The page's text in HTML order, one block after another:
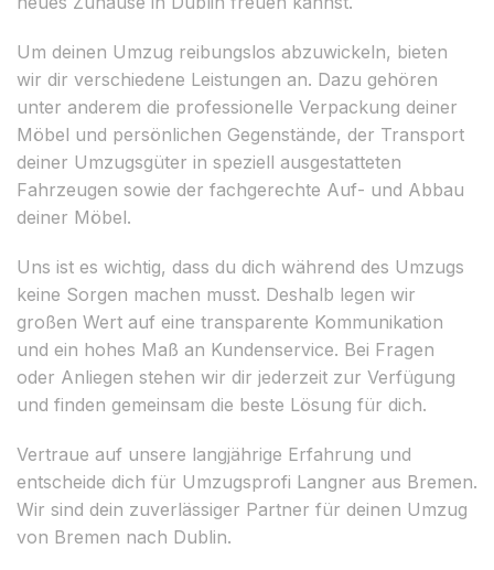
Um deinen Umzug reibungslos abzuwickeln, bieten
wir dir verschiedene Leistungen an. Dazu gehören
unter anderem die professionelle Verpackung deiner
Möbel und persönlichen Gegenstände, der Transport
deiner Umzugsgüter in speziell ausgestatteten
Fahrzeugen sowie der fachgerechte Auf- und Abbau
deiner Möbel.
Uns ist es wichtig, dass du dich während des Umzugs
keine Sorgen machen musst. Deshalb legen wir
großen Wert auf eine transparente Kommunikation
und ein hohes Maß an Kundenservice. Bei Fragen
oder Anliegen stehen wir dir jederzeit zur Verfügung
und finden gemeinsam die beste Lösung für dich.
Vertraue auf unsere langjährige Erfahrung und
entscheide dich für Umzugsprofi Langner aus Bremen.
Wir sind dein zuverlässiger Partner für deinen Umzug
von Bremen nach Dublin.